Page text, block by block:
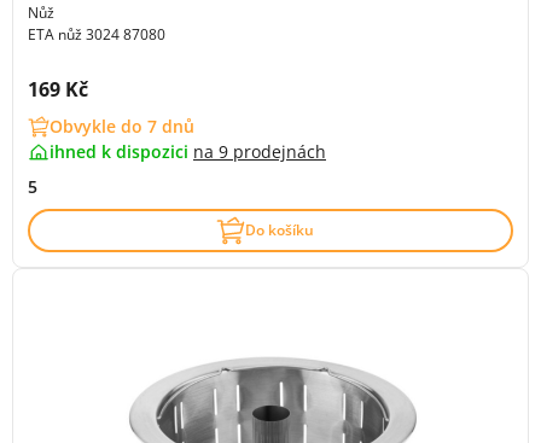
Nůž
ETA nůž 3024 87080
Cena s DPH:
169 Kč
Obvykle do 7 dnů
ihned k dispozici na 9 prodejnách
5
Do košíku